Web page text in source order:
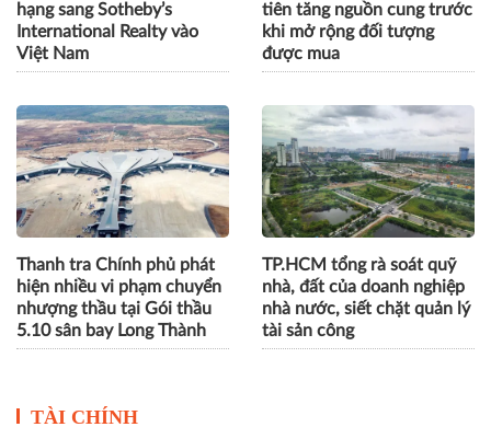
hạng sang Sotheby’s
International Realty vào
Việt Nam
tiên tăng nguồn cung trước
khi mở rộng đối tượng
được mua
Thanh tra Chính phủ phát
hiện nhiều vi phạm chuyển
nhượng thầu tại Gói thầu
5.10 sân bay Long Thành
TP.HCM tổng rà soát quỹ
nhà, đất của doanh nghiệp
nhà nước, siết chặt quản lý
tài sản công
TÀI CHÍNH